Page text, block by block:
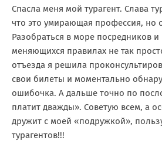
Спасла меня мой турагент. Слава
что это умирающая профессия, но
Разобраться в море посредников и
меняющихся правилах не так
отъезда я решила
свои билеты и моментально
ошибочка. А дальше точно по
платит дважды». Советую всем, а
дружит с моей «подружкой»,
турагентов!!!